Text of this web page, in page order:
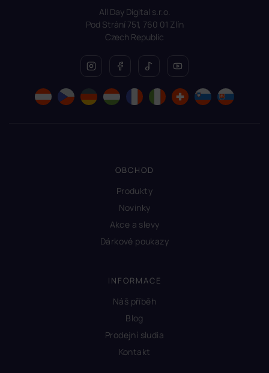
All Day Digital s.r.o.
Pod Strání 751, 760 01 Zlín
Czech Republic
OBCHOD
Produkty
Novinky
Akce a slevy
Dárkové poukazy
INFORMACE
Náš příběh
Blog
Prodejní sludia
Kontakt